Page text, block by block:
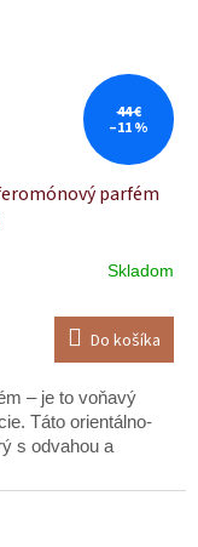
44 €
–11 %
parfém
Skladom
Do košíka
– je to voňavý
Táto orientálno-
s odvahou a